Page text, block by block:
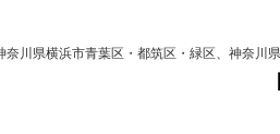
奈川県横浜市青葉区・都筑区・緑区、神奈川